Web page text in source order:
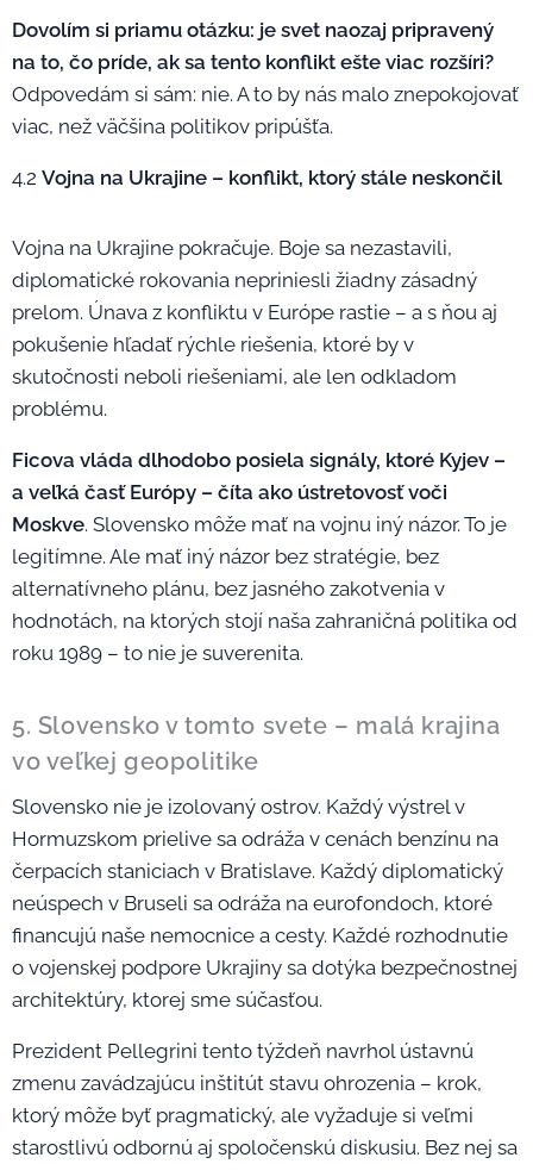
Dovolím si priamu otázku: je svet naozaj pripravený
na to, čo príde, ak sa tento konflikt ešte viac rozšíri?
Odpovedám si sám: nie. A to by nás malo znepokojovať
viac, než väčšina politikov pripúšťa.
4.2 Vojna na Ukrajine – konflikt, ktorý stále neskončil
Vojna na Ukrajine pokračuje. Boje sa nezastavili,
diplomatické rokovania nepriniesli žiadny zásadný
prelom. Únava z konfliktu v Európe rastie – a s ňou aj
pokušenie hľadať rýchle riešenia, ktoré by v
skutočnosti neboli riešeniami, ale len odkladom
problému.
Ficova vláda dlhodobo posiela signály, ktoré Kyjev –
a veľká časť Európy – číta ako ústretovosť voči
Moskve. Slovensko môže mať na vojnu iný názor. To je
legitímne. Ale mať iný názor bez stratégie, bez
alternatívneho plánu, bez jasného zakotvenia v
hodnotách, na ktorých stojí naša zahraničná politika od
roku 1989 – to nie je suverenita.
5. Slovensko v tomto svete – malá krajina
vo veľkej geopolitike
Slovensko nie je izolovaný ostrov. Každý výstrel v
Hormuzskom prielive sa odráža v cenách benzínu na
čerpacích staniciach v Bratislave. Každý diplomatický
neúspech v Bruseli sa odráža na eurofondoch, ktoré
financujú naše nemocnice a cesty. Každé rozhodnutie
o vojenskej podpore Ukrajiny sa dotýka bezpečnostnej
architektúry, ktorej sme súčasťou.
Prezident Pellegrini tento týždeň navrhol ústavnú
zmenu zavádzajúcu inštitút stavu ohrozenia – krok,
ktorý môže byť pragmatický, ale vyžaduje si veľmi
starostlivú odbornú aj spoločenskú diskusiu. Bez nej sa